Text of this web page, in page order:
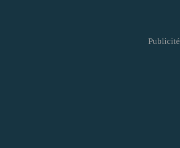
Publicité